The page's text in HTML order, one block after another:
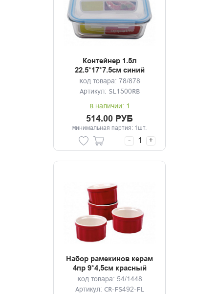
Контейнер 1.5л
22.5*17*7.5см синий
Код товара: 78/878
Артикул: SL1500RB
В наличии: 1
514.00 РУБ
Минимальная партия: 1шт.
- +
Набор рамекинов керам
4пр 9*4,5см красный
Flamenco
Код товара: 54/1448
Артикул: CR-FS492-FL